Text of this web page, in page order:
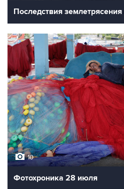
Последствия
10
Фотохроника 28 июля